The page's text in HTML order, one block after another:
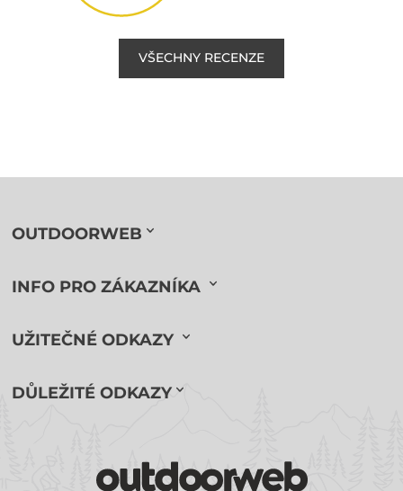
VŠECHNY RECENZE
OUTDOORWEB
INFO PRO ZÁKAZNÍKA
UŽITEČNÉ ODKAZY
DŮLEŽITÉ ODKAZY